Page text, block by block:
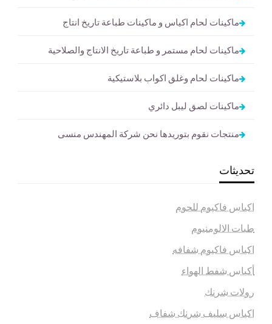
ماكينات لحام اكياس و ماكينات طباعة تاريخ انتاج
ماكينات لحام مستمر و طباعة تاريخ الانتاج والصلاحية
ماكينات لحام وغلق اكواب بلاستيكية
ماكينات لصق ليبل دائري
منتجات نقوم بتوريدها نحن شركة المهندس منسى
تحديثات
اكياس فاكيوم للحوم
طبات الالومنيوم
اكياس فاكيوم شفافه
أكياس شفط الهواء
رولات شرنك
اكياس سليف شرنك شفاف